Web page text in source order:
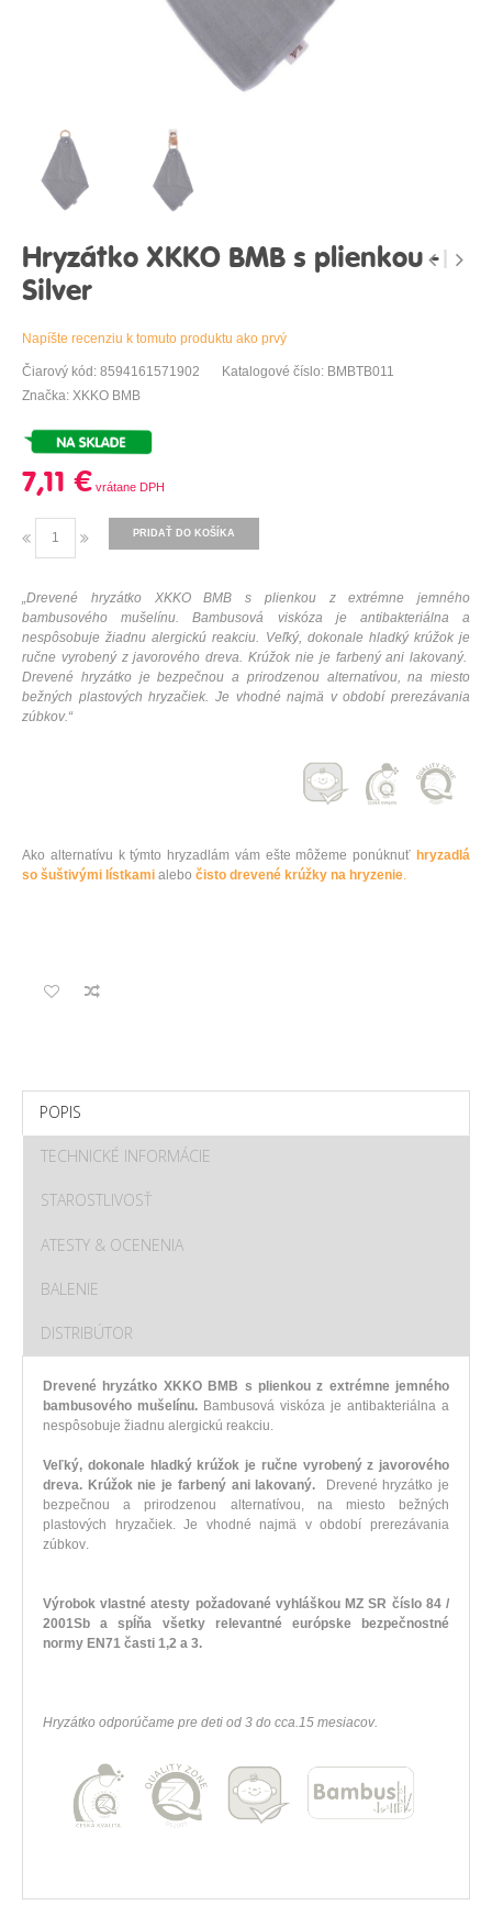
Hryzátko XKKO BMB s plienkou -
Silver
Napíšte recenziu k tomuto produktu ako prvý
Čiarový kód: 8594161571902
Katalogové číslo: BMBTB011
Značka: XKKO BMB
7,11 €
PRIDAŤ DO KOŠÍKA
„Drevené hryzátko XKKO BMB s plienkou z extrémne
jemného
bambusového
mušelínu. Bambusová viskóza je antibakteriálna
a
nespôsobuje žiadnu alergickú reakciu. Veľký, dokonale hladký krúžok je
ručne vyrobený z javorového dreva. Krúžok nie je farbený ani lakovaný.
Drevené hryzátko je bezpečnou a prirodzenou alternatívou, na miesto
bežných plastových hryzačiek. Je vhodné najmä v období prerezávania
zúbkov.“
Ako alternatívu k týmto hryzadlám vám ešte môžeme ponúknuť hryzadlá
so šuštivými lístkami alebo čisto drevené krúžky na hryzenie.
POPIS
TECHNICKÉ INFORMÁCIE
STAROSTLIVOSŤ
ATESTY & OCENENIA
BALENIE
DISTRIBÚTOR
Drevené hryzátko XKKO BMB s plienkouz extrémne jemného
bambusového mušelínu. Bambusová viskóza je antibakteriálna a
nespôsobuje žiadnu alergickú reakciu.
Veľký, dokonale hladký krúžok je ručne vyrobený z javorového
dreva. Krúžok nie je farbený ani lakovaný. Drevené hryzátko je
bezpečnou
a prirodzenou alternatívou, na miesto
bežných
plastových
hryzačiek. Je vhodné najmä v období
prerezávania
zúbkov.
Výrobok vlastné atesty požadované vyhláškou MZ SR číslo 84 /
2001Sb
a spĺňa všetky relevantné európske
bezpečnostné
normy EN71 časti 1,2 a 3.
Hryzátko odporúčame pre deti od 3 do cca.15 mesiacov.